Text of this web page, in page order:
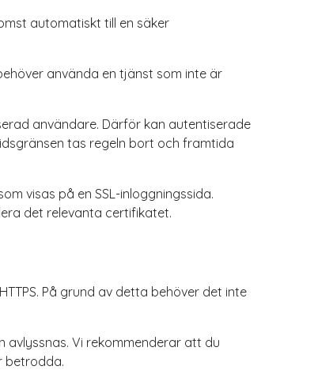
automatiskt till en säker
använda en tjänst som inte är
användare. Därför kan autentiserade
tas regeln bort och framtida
visas på en SSL-inloggningssida.
det relevanta certifikatet.
På grund av detta behöver det inte
avlyssnas. Vi rekommenderar att du
betrodda.